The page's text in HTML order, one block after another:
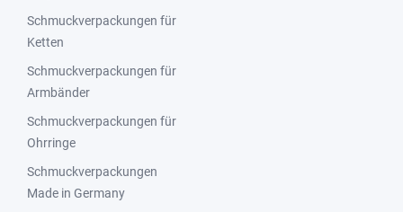
Schmuckverpackungen für
Ketten
Schmuckverpackungen für
Armbänder
Schmuckverpackungen für
Ohrringe
Schmuckverpackungen
Made in Germany